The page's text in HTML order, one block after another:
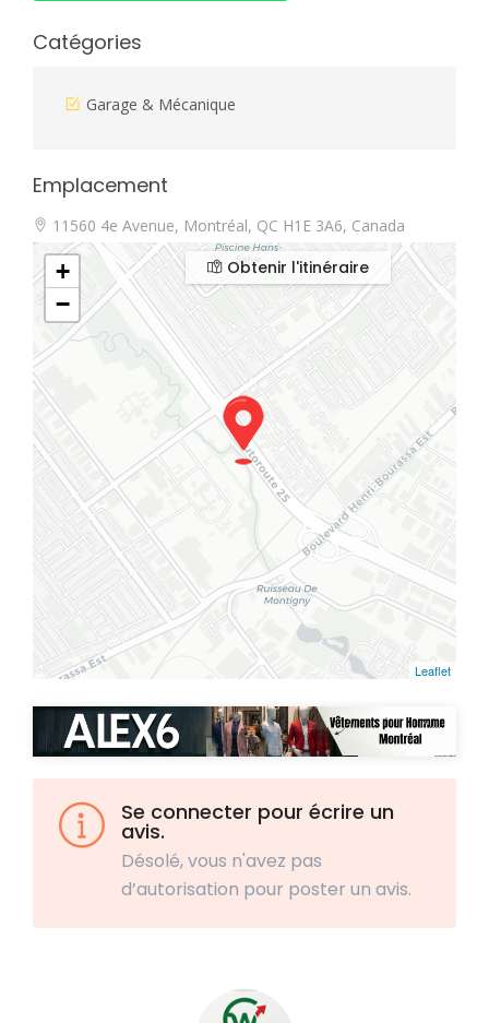
Catégories
Garage & Mécanique
Emplacement
11560 4e Avenue, Montréal, QC H1E 3A6, Canada
+
−
Leaflet
Obtenir l'itinéraire
Se connecter pour écrire un
avis.
Désolé, vous n'avez pas
d’autorisation pour poster un avis.